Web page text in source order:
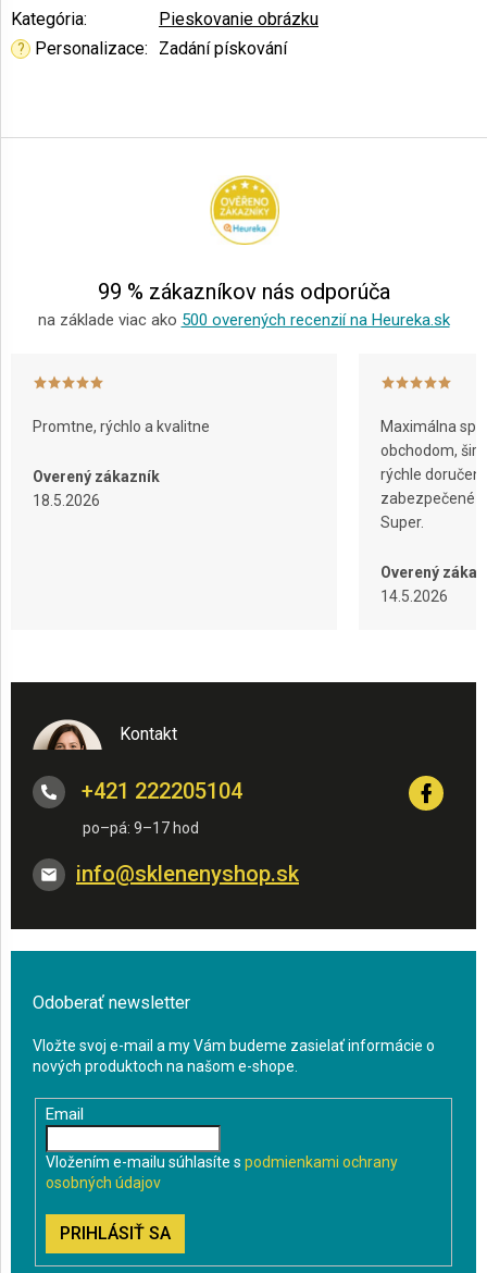
Kategória: Pieskovanie obrázku
? Personalizace: Zadání pískování
á
99 % zákazníkov nás odporúča
na základe viac ako 500 overených recenzií na Heureka.sk
Promtne, rýchlo a kvalitne
Overený zákazník
18.5.2026
Maximálna
obchodom,
rýchle
zabezpečené
Super.
Overený
14.5.2026
Kontakt
info@sklenenyshop.sk
+421 222205104
Odoberať newsletter
Vložte svoj e-mail a my Vám budeme zasielať informácie o
nových produktoch na našom e-shope.
Email
Vložením e-mailu súhlasíte s podmienkami ochrany
osobných údajov
PRIHLÁSIŤ SA